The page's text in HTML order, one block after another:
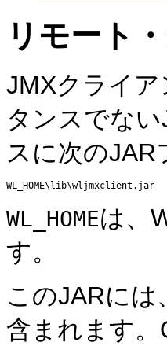
リモート
JMXクライ
タンスでな
スに次の
WL_HOMEは、
す。
このJARに
含まれます